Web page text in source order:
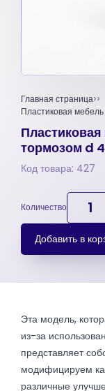
Главная страница
Пластиковая
тормозом d
Код товара: 427
Количество
Добавить в
Эта модель,
из-за
представляет
модифицируем
различные